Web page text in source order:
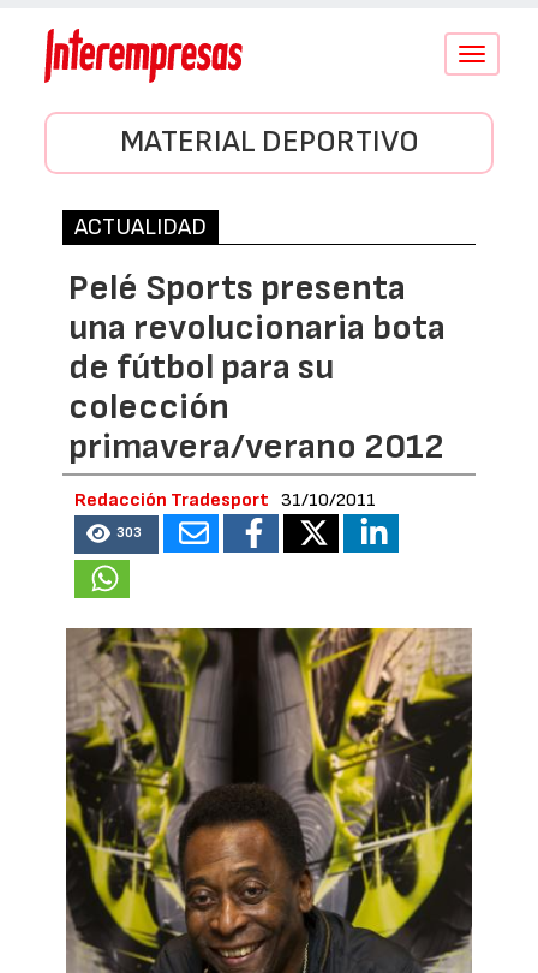
Conmutar
MATERIAL DEPORTIVO
ACTUALIDAD
Pelé Sports presenta
una revolucionaria bota
de fútbol para su
colección
primavera/verano 2012
Redacción Tradesport 31/10/2011
303